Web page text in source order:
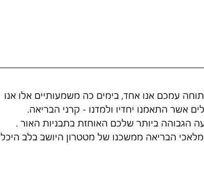
עמכם אנו אחד, בימים כה משמעותיים אלו אנו
אשר התאמנו יחדיו ולמדנו - קרני הבריאה.
הגבוהה ביותר שלכם האוחזת בתבניות האור .
הבריאה ממשכנו של מטטרון היושב בלב היכל